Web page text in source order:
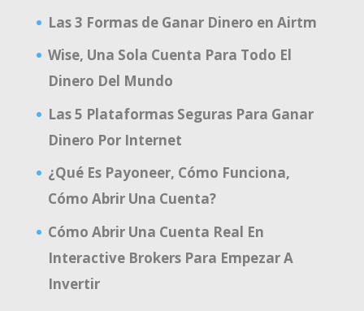
Las 3 Formas de Ganar Dinero en Airtm
Wise, Una Sola Cuenta Para Todo El
Dinero Del Mundo
Las 5 Plataformas Seguras Para Ganar
Dinero Por Internet
¿Qué Es Payoneer, Cómo Funciona,
Cómo Abrir Una Cuenta?
Cómo Abrir Una Cuenta Real En
Interactive Brokers Para Empezar A
Invertir